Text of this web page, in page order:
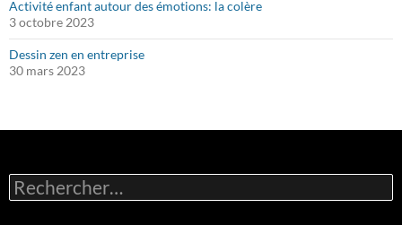
Activité enfant autour des émotions: la colère
3 octobre 2023
Dessin zen en entreprise
30 mars 2023
Rechercher :